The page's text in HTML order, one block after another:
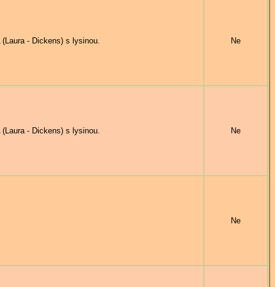
- Dickens) s lysinou. Ne
- Dickens) s lysinou. Ne
Ne